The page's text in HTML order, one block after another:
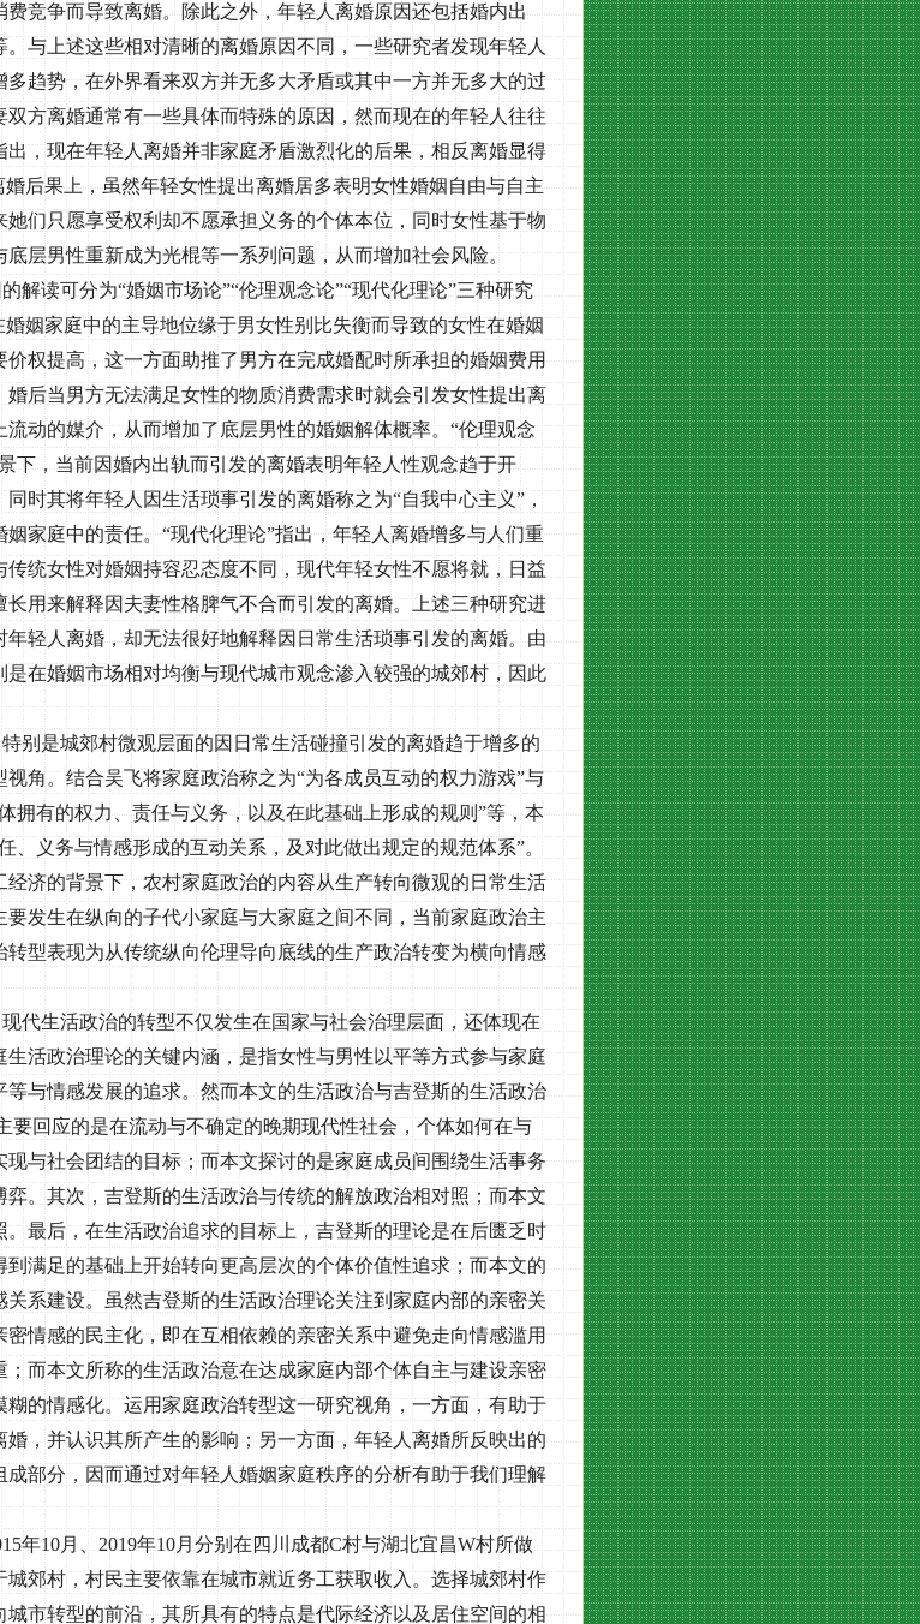
竞争而导致离婚。除此之外，年轻人离婚原因还包括婚内出
与上述这些相对清晰的离婚原因不同，一些研究者发现年轻人
趋势，在外界看来双方并无多大矛盾或其中一方并无多大的过
双方离婚通常有一些具体而特殊的原因，然而现在的年轻人往往
，现在年轻人离婚并非家庭矛盾激烈化的后果，相反离婚显得
后果上，虽然年轻女性提出离婚居多表明女性婚姻自由与自主
们只愿享受权利却不愿承担义务的个体本位，同时女性基于物
层男性重新成为光棍等一系列问题，从而增加社会风险。
解读可分为“婚姻市场论”“伦理观念论”“现代化理论”三种研究
姻家庭中的主导地位缘于男女性别比失衡而导致的女性在婚姻
权提高，这一方面助推了男方在完成婚配时所承担的婚姻费用
后当男方无法满足女性的物质消费需求时就会引发女性提出离
动的媒介，从而增加了底层男性的婚姻解体概率。“伦理观念
下，当前因婚内出轨而引发的离婚表明年轻人性观念趋于开
时其将年轻人因生活琐事引发的离婚称之为“自我中心主义”，
家庭中的责任。“现代化理论”指出，年轻人离婚增多与人们重
统女性对婚姻持容忍态度不同，现代年轻女性不愿将就，日益
用来解释因夫妻性格脾气不合而引发的离婚。上述三种研究进
轻人离婚，却无法很好地解释因日常生活琐事引发的离婚。由
在婚姻市场相对均衡与现代城市观念渗入较强的城郊村，因此
别是城郊村微观层面的因日常生活碰撞引发的离婚趋于增多的
角。结合吴飞将家庭政治称之为“为各成员互动的权力游戏”与
拥有的权力、责任与义务，以及在此基础上形成的规则”等，本
、义务与情感形成的互动关系，及对此做出规定的规范体系”。
济的背景下，农村家庭政治的内容从生产转向微观的日常生活
发生在纵向的子代小家庭与大家庭之间不同，当前家庭政治主
型表现为从传统纵向伦理导向底线的生产政治转变为横向情感
代生活政治的转型不仅发生在国家与社会治理层面，还体现在
活政治理论的关键内涵，是指女性与男性以平等方式参与家庭
与情感发展的追求。然而本文的生活政治与吉登斯的生活政治
要回应的是在流动与不确定的晚期现代性社会，个体如何在与
与社会团结的目标；而本文探讨的是家庭成员间围绕生活事务
。其次，吉登斯的生活政治与传统的解放政治相对照；而本文
最后，在生活政治追求的目标上，吉登斯的理论是在后匮乏时
满足的基础上开始转向更高层次的个体价值性追求；而本文的
系建设。虽然吉登斯的生活政治理论关注到家庭内部的亲密关
情感的民主化，即在互相依赖的亲密关系中避免走向情感滥用
而本文所称的生活政治意在达成家庭内部个体自主与建设亲密
的情感化。运用家庭政治转型这一研究视角，一方面，有助于
，并认识其所产生的影响；另一方面，年轻人离婚所反映出的
部分，因而通过对年轻人婚姻家庭秩序的分析有助于我们理解
年10月、 2019年10月分别在四川成都C村与湖北宜昌W村所做
郊村，村民主要依靠在城市就近务工获取收入。选择城郊村作
市转型的前沿，其所具有的特点是代际经济以及居住空间的相